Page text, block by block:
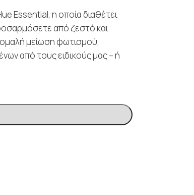
Essential, η οποία διαθέτει
από ζεστό και
μείωση φωτισμού,
από τους ειδικούς μας – ή